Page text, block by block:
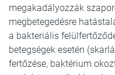
megakadályozzák
megbetegedésre
a bakteriális
betegségek esetén
fertőzése, baktérium